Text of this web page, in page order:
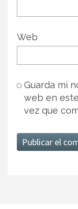
Web
Guarda mi
web en
vez que